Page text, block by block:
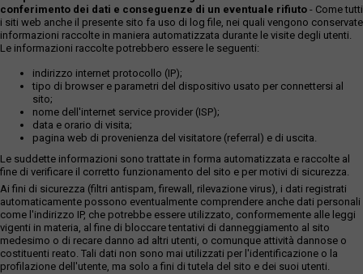
conferimento dei dati e conseguenze di un eventuale rifiuto - Come tutti
i siti web anche il presente sito fa uso di log file, nei quali vengono conservate
informazioni raccolte in maniera automatizzata durante le visite degli utenti.
Le informazioni raccolte potrebbero essere le seguenti:
indirizzo internet protocollo (IP);
tipo di browser e parametri del dispositivo usato per connettersi al
sito;
nome dell'internet service provider (ISP);
data e orario di visita;
pagina web di provenienza del visitatore (referral) e di uscita.
Le suddette informazioni sono trattate in forma automatizzata e raccolte al
fine di verificare il corretto funzionamento del sito e per motivi di sicurezza.
Ai fini di sicurezza (filtri antispam, firewall, rilevazione virus), i dati registrati
automaticamente possono eventualmente comprendere anche dati personali
come l'indirizzo IP, che potrebbe essere utilizzato, conformemente alle leggi
vigenti in materia, al fine di bloccare tentativi di danneggiamento al sito
medesimo o di recare danno ad altri utenti, o comunque attività dannose o
costituenti reato. Tali dati non sono mai utilizzati per l'identificazione o la
profilazione dell'utente, ma solo a fini di tutela del sito e dei suoi utenti.